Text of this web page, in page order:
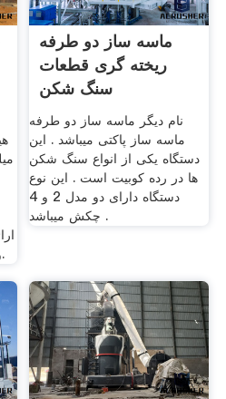
و نقل قول ، با ما تماس بگیرید.
ماسه ساز دو طرفه
ریخته گری قطعات
سنگ شکن
نام دیگر ماسه ساز دو طرفه
ماسه ساز پاکتی میباشد . این
دستگاه یکی از انواع سنگ شکن
ها در رده کوبیت است . این نوع
دستگاه دارای دو مدل 2 و 4
چکش میباشد .